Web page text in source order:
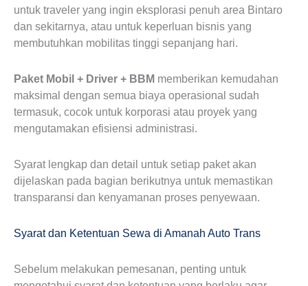
untuk traveler yang ingin eksplorasi penuh area Bintaro
dan sekitarnya, atau untuk keperluan bisnis yang
membutuhkan mobilitas tinggi sepanjang hari.
Paket Mobil + Driver + BBM memberikan kemudahan
maksimal dengan semua biaya operasional sudah
termasuk, cocok untuk korporasi atau proyek yang
mengutamakan efisiensi administrasi.
Syarat lengkap dan detail untuk setiap paket akan
dijelaskan pada bagian berikutnya untuk memastikan
transparansi dan kenyamanan proses penyewaan.
Syarat dan Ketentuan Sewa di Amanah Auto Trans
Sebelum melakukan pemesanan, penting untuk